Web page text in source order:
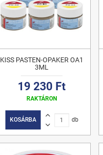
KISS PASTEN-OPAKER OA1
3ML
19 230 Ft
RAKTÁRON
KOSÁRBA db